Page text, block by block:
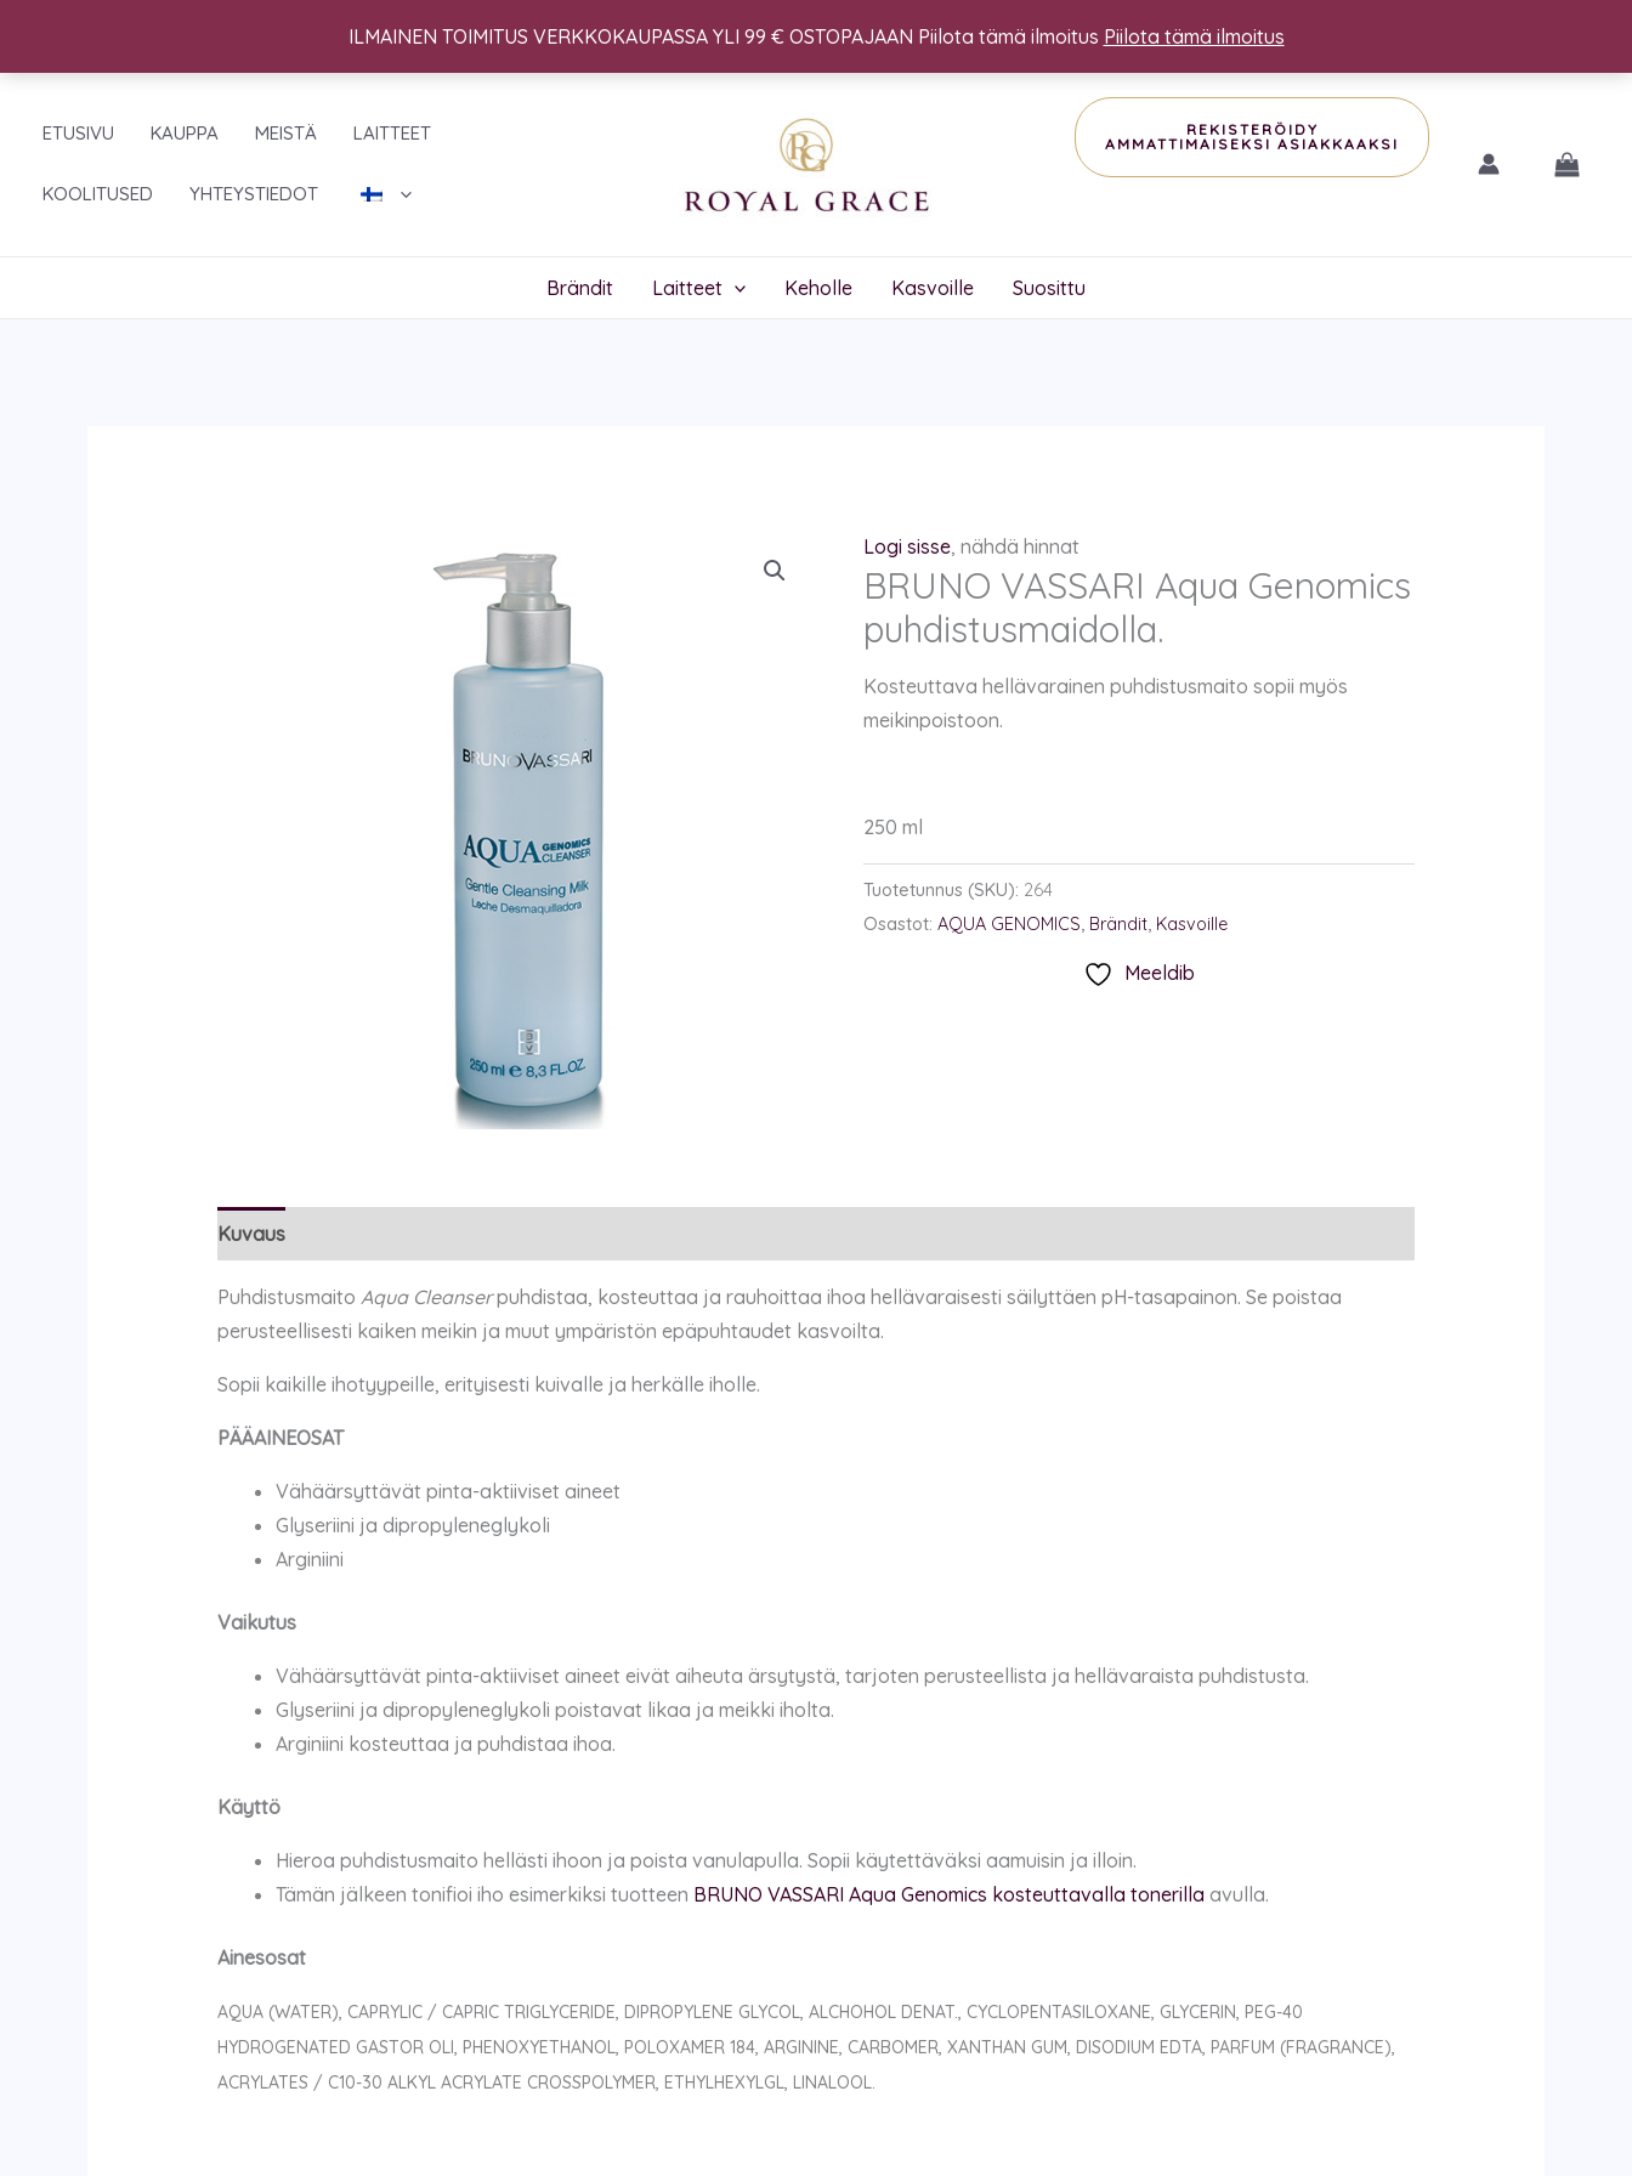
ILMAINEN TOIMITUS VERKKOKAUPASSA YLI 99 € OSTOPAJAAN Piilota tämä ilmoitus Piilota tämä ilmoitus
ETUSIVU KAUPPA MEISTÄ LAITTEET
KOOLITUSED YHTEYSTIEDOT
REKISTERÖIDY
AMMATTIMAISEKSI ASIAKKAAKSI
Brändit Laitteet Keholle Kasvoille Suosittu
Logi sisse, nähdä hinnat
BRUNO VASSARI Aqua Genomics
puhdistusmaidolla.
Kosteuttava hellävarainen puhdistusmaito sopii myös
meikinpoistoon.
250 ml
Tuotetunnus (SKU): 264
Osastot:AQUA GENOMICS, Brändit, Kasvoille
Meeldib
Kuvaus
Puhdistusmaito Aqua Cleanserpuhdistaa, kosteuttaa ja rauhoittaa ihoa hellävaraisesti säilyttäen pH-tasapainon. Se poistaa
perusteellisesti kaiken meikin ja muut ympäristön epäpuhtaudet kasvoilta.
Sopii kaikille ihotyypeille, erityisesti kuivalle ja herkälle iholle.
PÄÄAINEOSAT
Vähäärsyttävät pinta-aktiiviset aineet
Glyseriini ja dipropyleneglykoli
Arginiini
Vaikutus
Vähäärsyttävät pinta-aktiiviset aineet eivät aiheuta ärsytystä, tarjoten perusteellista ja hellävaraista puhdistusta.
Glyseriini ja dipropyleneglykoli poistavat likaa ja meikki iholta.
Arginiini kosteuttaa ja puhdistaa ihoa.
Käyttö
Hieroa puhdistusmaito hellästi ihoon ja poista vanulapulla. Sopii käytettäväksi aamuisin ja illoin.
Tämän jälkeen tonifioi iho esimerkiksi tuotteen BRUNO VASSARI Aqua Genomics kosteuttavalla tonerilla avulla.
Ainesosat
AQUA (WATER), CAPRYLIC / CAPRIC TRIGLYCERIDE, DIPROPYLENE GLYCOL, ALCHOHOL DENAT., CYCLOPENTASILOXANE, GLYCERIN, PEG-40
HYDROGENATED GASTOR OLI, PHENOXYETHANOL, POLOXAMER 184, ARGININE, CARBOMER, XANTHAN GUM, DISODIUM EDTA, PARFUM (FRAGRANCE),
ACRYLATES / C10-30 ALKYL ACRYLATE CROSSPOLYMER, ETHYLHEXYLGL, LINALOOL.